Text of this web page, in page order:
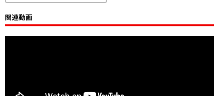
関連動画